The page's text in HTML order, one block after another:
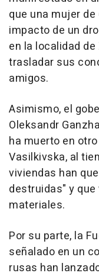
que una mujer
impacto de un
en la localidad
trasladar sus
amigos.
Asimismo, el
Oleksandr
ha muerto en
Vasilkivska, al
viviendas han
destruidas" y
materiales.
Por su parte, la
señalado en un
rusas han